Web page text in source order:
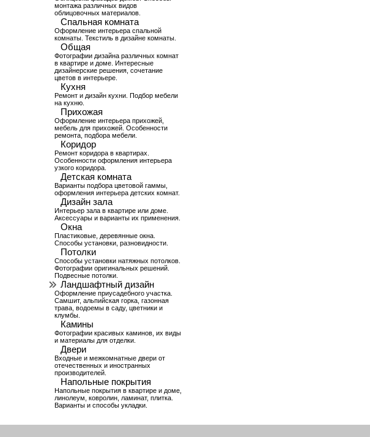
монтажа различных видов
облицовочных материалов.
Спальная комната
Оформление интерьера спальной
комнаты. Текстиль в дизайне комнаты.
Общая
Фотографии дизайна различных комнат
в квартире и доме. Интересные
дизайнерские решения, сочетание
цветов в интерьере.
Кухня
Ремонт и дизайн кухни. Подбор мебели
на кухню.
Прихожая
Оформление интерьера прихожей,
мебель для прихожей. Особенности
ремонта, подбора мебели.
Коридор
Ремонт коридора в квартирах.
Особенности оформления интерьера
узкого коридора.
Детская комната
Варианты подбора цветовой гаммы,
оформления интерьера детских комнат.
Дизайн зала
Интерьер зала в квартире или доме.
Аксессуары и варианты их применения.
Окна
Пластиковые, деревянные окна.
Способы установки, разновидности.
Потолки
Способы установки натяжных потолков.
Фотографии оригинальных решений.
Подвесные потолки.
Ландшафтный дизайн
Оформление приусадебного участка.
Самшит, альпийская горка, газонная
трава, водоемы в саду, цветники и
клумбы.
Камины
Фотографии красивых каминов, их виды
и материалы для отделки.
Двери
Входные и межкомнатные двери от
отечественных и иностранных
производителей.
Напольные покрытия
Напольные покрытия в квартире и доме,
линолеум, ковролин, ламинат, плитка.
Варианты и способы укладки.